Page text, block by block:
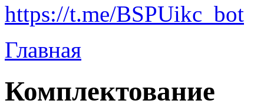
https://t.me/BSPUikc_bot
Главная
Комплектование